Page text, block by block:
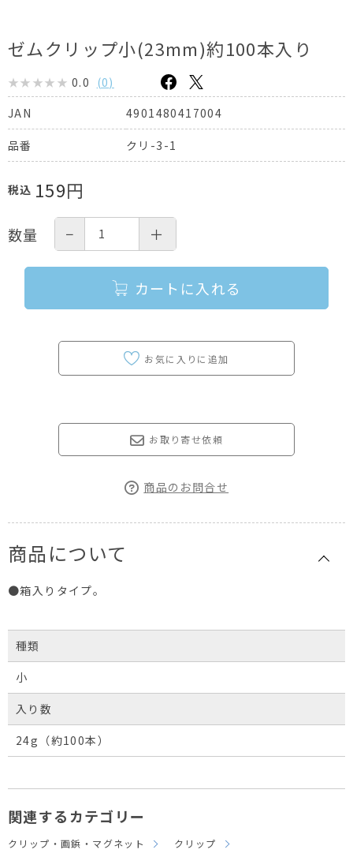
ゼムクリップ小(23mm)約100本入り
0.0 (0)
JAN
4901480417004
品番 クリ-3-1
税込 159円
数量 − ＋
カートに入れる
お取り寄せ依頼
商品のお問合せ
商品について
●箱入りタイプ。
種類
小
入り数
24g（約100本）
関連するカテゴリー
クリップ・画鋲・マグネット クリップ